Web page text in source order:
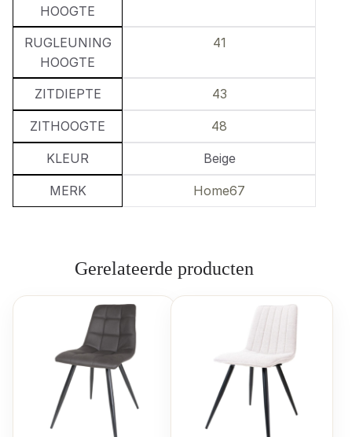
HOOGTE
RUGLEUNING
HOOGTE
41
ZITDIEPTE 43
ZITHOOGTE 48
KLEUR Beige
MERK Home67
Gerelateerde producten